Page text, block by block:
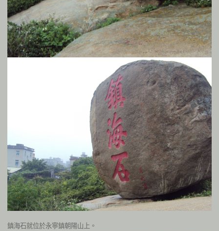
鎮海石就位於永寧鎮朝陽山上。